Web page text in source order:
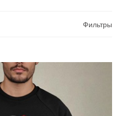
Фильтры